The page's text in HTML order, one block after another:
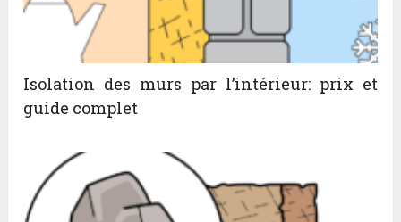
Isolation des murs par l’intérieur: prix et
guide complet